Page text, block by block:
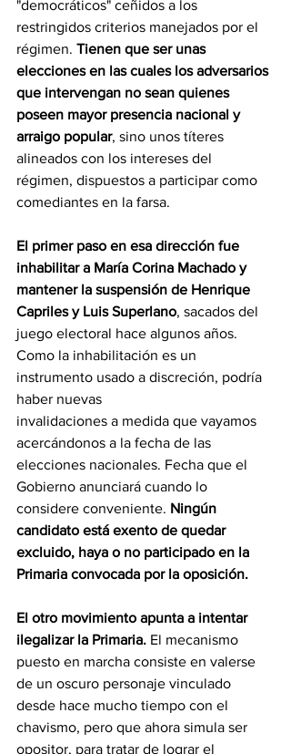
"democráticos" ceñidos a los
restringidos criterios manejados por el
régimen. Tienen que ser unas
elecciones en las cuales los adversarios
que intervengan no sean quienes
poseen mayor presencia nacional y
arraigo popular, sino unos títeres
alineados con los intereses del
régimen, dispuestos a participar como
comediantes en la farsa.
El primer paso en esa dirección fue
inhabilitar a María Corina Machado y
mantener la suspensión de Henrique
Capriles y Luis Superlano, sacados del
juego electoral hace algunos años.
Como la inhabilitación es un
instrumento usado a discreción, podría
haber nuevas
invalidaciones a medida que vayamos
acercándonos a la fecha de las
elecciones nacionales. Fecha que el
Gobierno anunciará cuando lo
considere conveniente. Ningún
candidato está exento de quedar
excluido, haya o no participado en la
Primaria convocada por la oposición.
El otro movimiento apunta a intentar
ilegalizar la Primaria. El mecanismo
puesto en marcha consiste en valerse
de un oscuro personaje vinculado
desde hace mucho tiempo con el
chavismo, pero que ahora simula ser
opositor, para tratar de lograr el